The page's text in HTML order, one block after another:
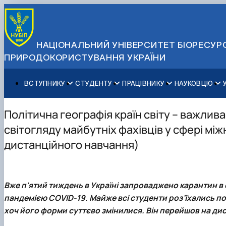
НАЦІОНАЛЬНИЙ УНІВЕРСИТЕТ
ПРИРОДОКОРИСТУВАННЯ УКРАЇНИ
ВСТУПНИКУ
Вступ до НУБіП України 2026
Приймальна комісія
Правила прийому
Для осіб з тимчасово окупованих територій
Зимовий вступ
Військова освіта
СТУДЕНТУ
Навчання
Позанавчальна діяльність
Студентське самоврядування
Довідкова інформація
ПРАЦІВНИКУ
Освітній процес
Міжнародна діяльність
Довідкова інформація
Профспілкова організація
НАУКОВЦЮ
Наукова діяльність
Аспіранту / Докторанту
Захисти дисертацій
Законодавче та нормативне забезпечення
Центр колективного користування науковим
Наука для бізнесу
Управління і самоврядування
Загальна інформація
Офіційні документи
Стратегія розвитку на період 2026-2030рр.
Доступ до публічної інформації
Антикорупційні заходи
Гендерна радниця
Контактна інформація
Політична географія країн світу –
світогляду майбутніх фахівців у сфері
дистанційного навчання)
Вже п'ятий тиждень в Україні запроваджено карантин в
пандемією COVID-19. Майже всі студенти роз’їхались
хоч його форми суттєво змінилися. Він перейшов на